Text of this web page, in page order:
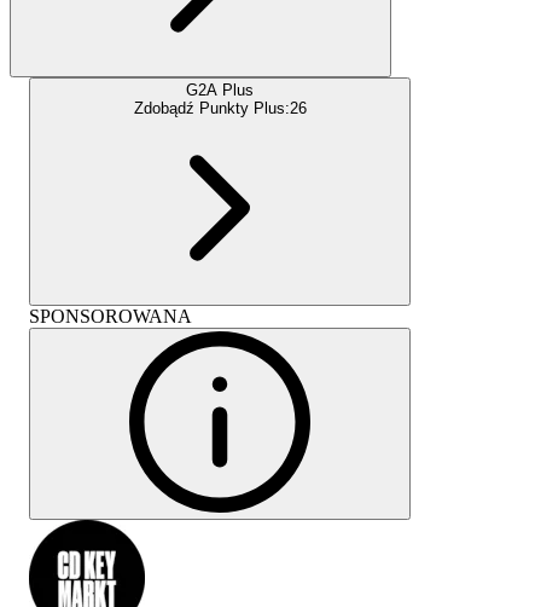
G2A Plus
Zdobądź Punkty Plus:26
SPONSOROWANA